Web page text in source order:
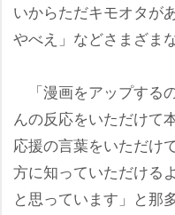
いからただキモオタが
べえ」などさまざまな
「漫画をアップする
んの反応をいただけて
応援の言葉をいただけ
方に知っていただける
と思っています」と那